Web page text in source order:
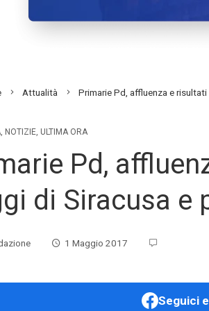
Attualità Primarie Pd, affluenza e
, NOTIZIE, ULTIMA ORA
Pd,
di Siracusa e
1 Maggio 2017
Seguici